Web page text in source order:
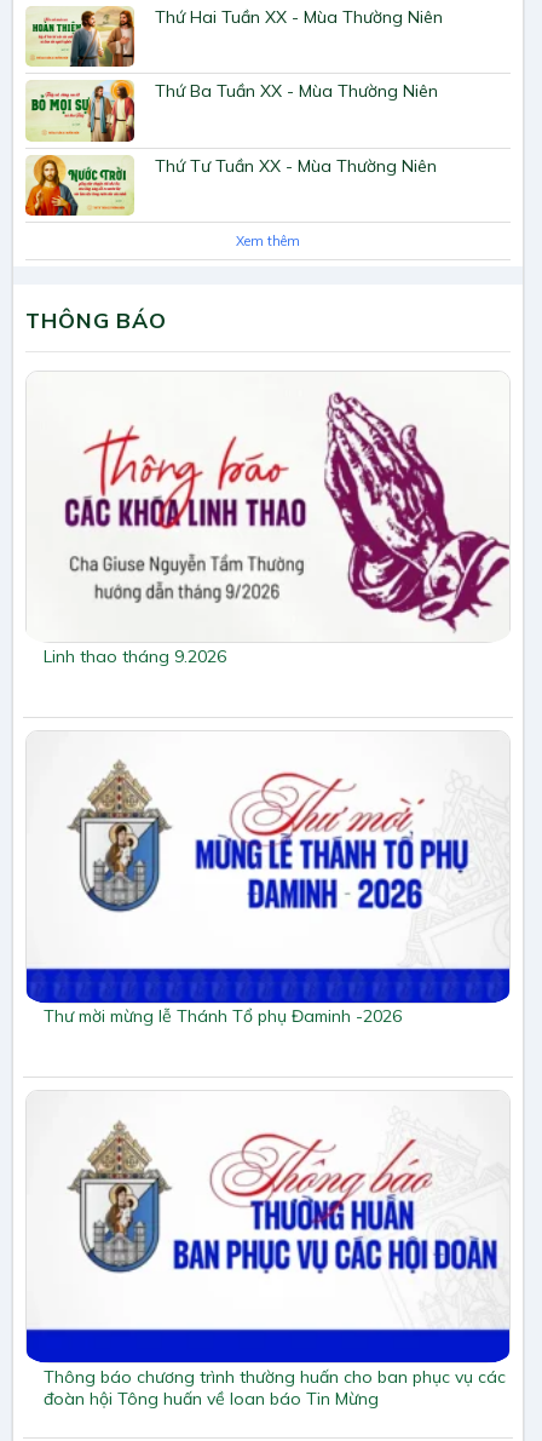
Thứ Hai Tuần XX - Mùa Thường Niên
Thứ Ba Tuần XX - Mùa Thường Niên
Thứ Tư Tuần XX - Mùa Thường Niên
Xem thêm
THÔNG BÁO
Linh thao tháng 9.2026
Thư mời mừng lễ Thánh Tổ phụ Đaminh -2026
Thông báo chương trình thường huấn cho ban phục vụ các
đoàn hội Tông huấn về loan báo Tin Mừng